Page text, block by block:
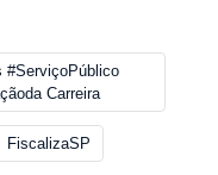
#ServiçoPúblico
Carreira
FiscalizaSP